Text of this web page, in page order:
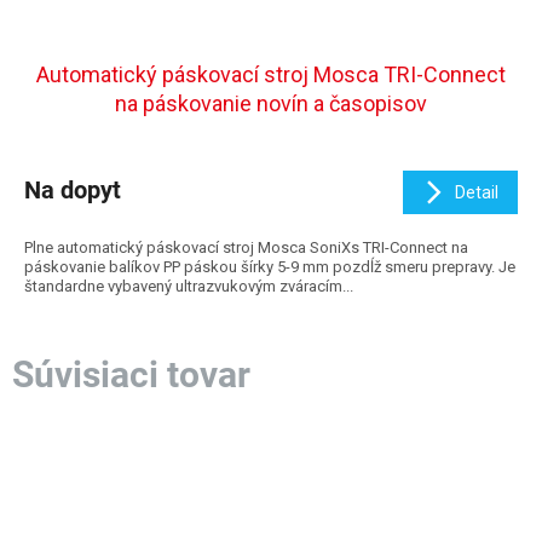
Automatický páskovací stroj Mosca TRI-Connect
na páskovanie novín a časopisov
Na dopyt Detail
Plne automatický páskovací stroj Mosca SoniXs TRI-Connect na
páskovanie balíkov PP páskou šírky 5-9 mm pozdĺž smeru prepravy. Je
štandardne vybavený ultrazvukovým zváracím...